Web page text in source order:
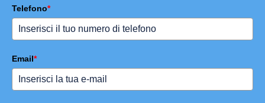
Telefono*
Email*